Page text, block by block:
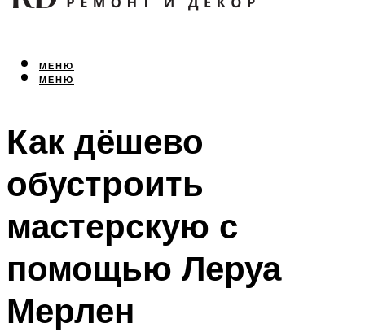
ВСЕ ПРО РЕМОНТ
МЕНЮ
МЕНЮ
Как дёшево
обустроить
мастерскую с
помощью Леруа
Мерлен